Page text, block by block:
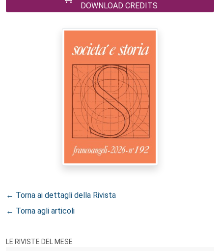
DOWNLOAD CREDITS
← Torna ai dettagli della Rivista
← Torna agli articoli
LE RIVISTE DEL MESE